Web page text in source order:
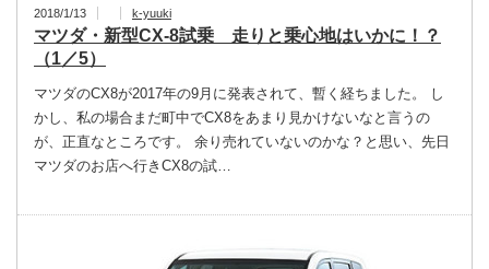
2018/1/13 k-yuuki
マツダ・新型CX-8試乗 走りと乗心地はいかに！？
（1／5）
マツダのCX8が2017年の9月に発表されて、暫く経ちました。 し
かし、私の場合まだ町中でCX8をあまり見かけないなと言うの
が、正直なところです。 余り売れていないのかな？と思い、先日
マツダのお店へ行きCX8の試…